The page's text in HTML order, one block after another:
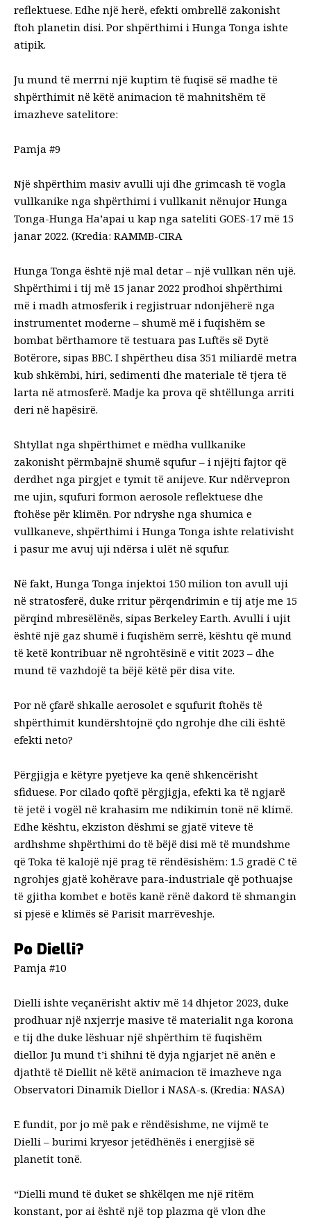
reflektuese. Edhe një herë, efekti ombrellë zakonisht
ftoh planetin disi. Por shpërthimi i Hunga Tonga ishte
atipik.
Ju mund të merrni një kuptim të fuqisë së madhe të
shpërthimit në këtë animacion të mahnitshëm të
imazheve satelitore:
Pamja #9
Një shpërthim masiv avulli uji dhe grimcash të vogla
vullkanike nga shpërthimi i vullkanit nënujor Hunga
Tonga-Hunga Ha’apai u kap nga sateliti GOES-17 më 15
janar 2022. (Kredia: RAMMB-CIRA
Hunga Tonga është një mal detar – një vullkan nën ujë.
Shpërthimi i tij më 15 janar 2022 prodhoi shpërthimi
më i madh atmosferik i regjistruar ndonjëherë nga
instrumentet moderne – shumë më i fuqishëm se
bombat bërthamore të testuara pas Luftës së Dytë
Botërore, sipas BBC. I shpërtheu disa 351 miliardë metra
kub shkëmbi, hiri, sedimenti dhe materiale të tjera të
larta në atmosferë. Madje ka prova që shtëllunga arriti
deri në hapësirë.
Shtyllat nga shpërthimet e mëdha vullkanike
zakonisht përmbajnë shumë squfur – i njëjti fajtor që
derdhet nga pirgjet e tymit të anijeve. Kur ndërvepron
me ujin, squfuri formon aerosole reflektuese dhe
ftohëse për klimën. Por ndryshe nga shumica e
vullkaneve, shpërthimi i Hunga Tonga ishte relativisht
i pasur me avuj uji ndërsa i ulët në squfur.
Në fakt, Hunga Tonga injektoi 150 milion ton avull uji
në stratosferë, duke rritur përqendrimin e tij atje me 15
përqind mbresëlënës, sipas Berkeley Earth. Avulli i ujit
është një gaz shumë i fuqishëm serrë, kështu që mund
të ketë kontribuar në ngrohtësinë e vitit 2023 – dhe
mund të vazhdojë ta bëjë këtë për disa vite.
Por në çfarë shkalle aerosolet e squfurit ftohës të
shpërthimit kundërshtojnë çdo ngrohje dhe cili është
efekti neto?
Përgjigja e këtyre pyetjeve ka qenë shkencërisht
sfiduese. Por cilado qoftë përgjigja, efekti ka të ngjarë
të jetë i vogël në krahasim me ndikimin tonë në klimë.
Edhe kështu, ekziston dëshmi se gjatë viteve të
ardhshme shpërthimi do të bëjë disi më të mundshme
që Toka të kalojë një prag të rëndësishëm: 1.5 gradë C të
ngrohjes gjatë kohërave para-industriale që pothuajse
të gjitha kombet e botës kanë rënë dakord të shmangin
si pjesë e klimës së Parisit marrëveshje.
Po Dielli?
Pamja #10
Dielli ishte veçanërisht aktiv më 14 dhjetor 2023, duke
prodhuar një nxjerrje masive të materialit nga korona
e tij dhe duke lëshuar një shpërthim të fuqishëm
diellor. Ju mund t’i shihni të dyja ngjarjet në anën e
djathtë të Diellit në këtë animacion të imazheve nga
Observatori Dinamik Diellor i NASA-s. (Kredia: NASA)
E fundit, por jo më pak e rëndësishme, ne vijmë te
Dielli – burimi kryesor jetëdhënës i energjisë së
planetit tonë.
“Dielli mund të duket se shkëlqen me një ritëm
konstant, por ai është një top plazma që vlon dhe